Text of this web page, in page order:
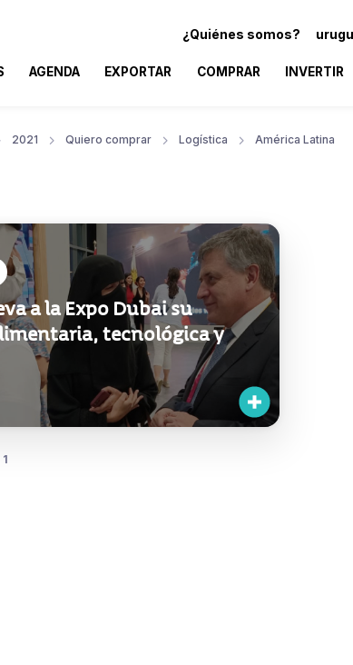
¿Quiénes somos?
AGENDA EXPORTAR COMPRAR INVERTIR
2021 Quiero comprar Logística América Latina
a la Expo Dubai su
tecnológica y
1